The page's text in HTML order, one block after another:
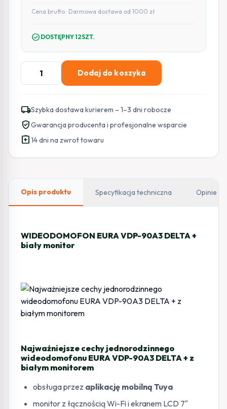
Cena brutto · Darmowa dostawa od 1000 zł
check_circle DOSTĘPNY 12SZT.
ilość
WIDEODOMOFON
VDP-
90A3
DELTA
+
Dodaj do koszyka
local_shippingSzybka dostawa kurierem – 1–3 dni robocze
verified_userGwarancja producenta i profesjonalne wsparcie
assignment_return14 dni na zwrot towaru
Opis produktu Specyfikacja techniczna Opinie
WIDEODOMOFON EURA VDP-90A3 DELTA +
biały monitor
Najważniejsze cechy jednorodzinnego
wideodomofonu EURA VDP-90A3 DELTA + z
białym monitorem
obsługa przez aplikację mobilną Tuya
monitor z łącznością Wi-Fi i ekranem LCD 7″